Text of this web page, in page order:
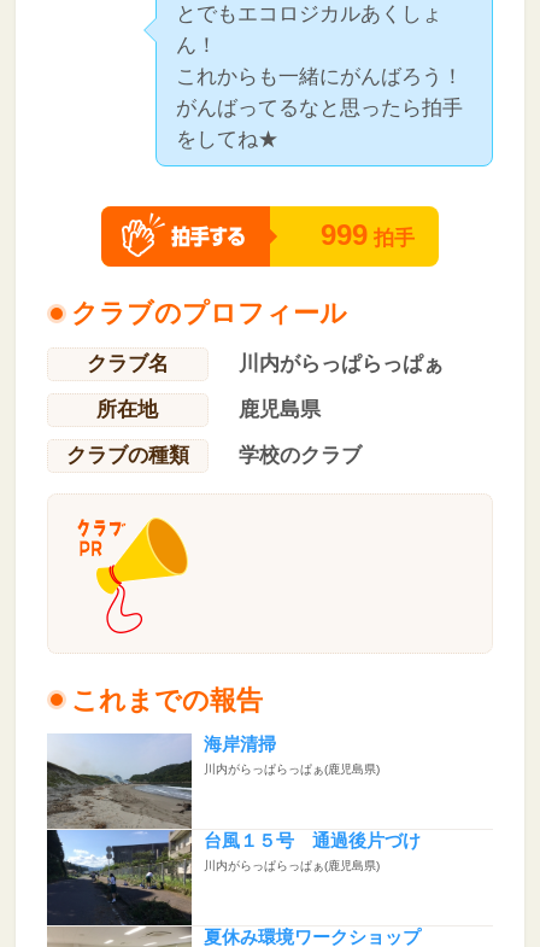
とでもエコロジカルあくしょ
ん！
これからも一緒にがんばろう！
がんばってるなと思ったら拍手
をしてね★
999 拍手
クラブのプロフィール
クラブ名
川内がらっぱらっぱぁ
所在地
鹿児島県
クラブの種類
学校のクラブ
これまでの報告
海岸清掃
川内がらっぱらっぱぁ(鹿児島県)
台風１５号 通過後片づけ
川内がらっぱらっぱぁ(鹿児島県)
夏休み環境ワークショップ